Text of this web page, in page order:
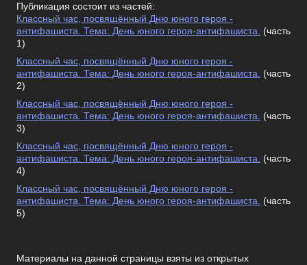
Публикация состоит из частей:
Классный час, посвящённый Дню юного героя -
антифашиста. Тема: День юного героя-антифашиста. (часть
1)
Классный час, посвящённый Дню юного героя -
антифашиста. Тема: День юного героя-антифашиста. (часть
2)
Классный час, посвящённый Дню юного героя -
антифашиста. Тема: День юного героя-антифашиста. (часть
3)
Классный час, посвящённый Дню юного героя -
антифашиста. Тема: День юного героя-антифашиста. (часть
4)
Классный час, посвящённый Дню юного героя -
антифашиста. Тема: День юного героя-антифашиста. (часть
5)
Материалы на данной страницы взяты из открытых